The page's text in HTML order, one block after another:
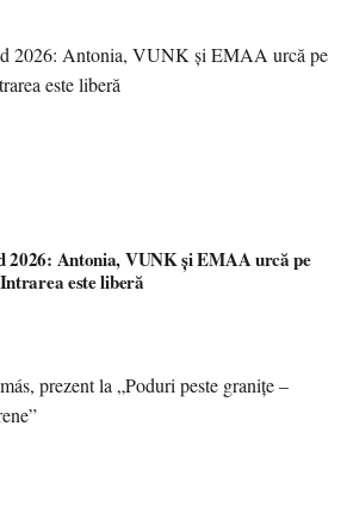
2026: Antonia, VUNK și EMAA urcă pe
este liberă